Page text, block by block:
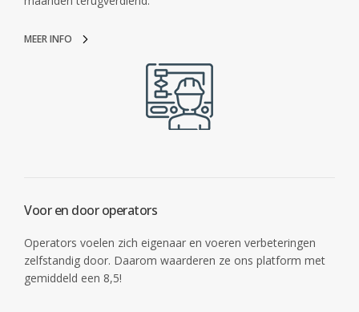
MEER INFO
Voor en door operators
Operators voelen zich eigenaar en voeren verbeteringen
zelfstandig door. Daarom waarderen ze ons platform met
gemiddeld een 8,5!